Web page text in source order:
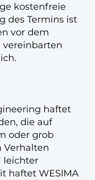
kostenfreie
des Termins ist
vor dem
haftet
die auf
oder grob
Verhalten
leichter
haftet WESIMA